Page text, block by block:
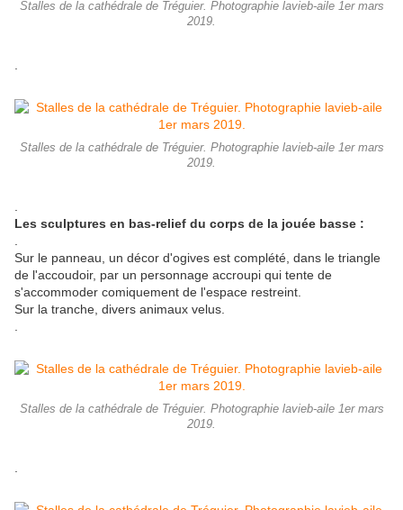
Stalles de la cathédrale de Tréguier. Photographie lavieb-aile 1er mars
2019.
Stalles de la cathédrale de Tréguier. Photographie lavieb-aile 1er mars
2019.
Les sculptures en bas-relief du corps de la jouée basse :
Sur le panneau, un décor d'ogives est complété, dans le triangle
de l'accoudoir, par un personnage accroupi qui tente de
s'accommoder comiquement de l'espace restreint.
Sur la tranche, divers animaux velus.
Stalles de la cathédrale de Tréguier. Photographie lavieb-aile 1er mars
2019.